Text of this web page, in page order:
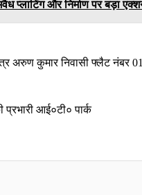
प्लाटिंग और निर्माण पर बड़ा
अरुण कुमार निवासी फ्लैट नंबर
प्रभारी आई०टी० पार्क